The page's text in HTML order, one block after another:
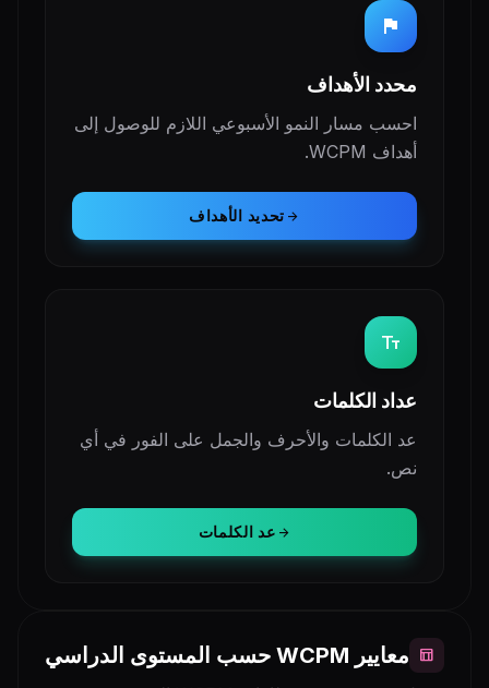
flag
محدد الأهداف
احسب مسار النمو الأسبوعي اللازم للوصول إلى
أهداف WCPM.
arrow_forward تحديد الأهداف
text_fields
عداد الكلمات
عد الكلمات والأحرف والجمل على الفور في أي
نص.
arrow_forward عد الكلمات
table_chart معايير WCPM حسب المستوى الدراسي